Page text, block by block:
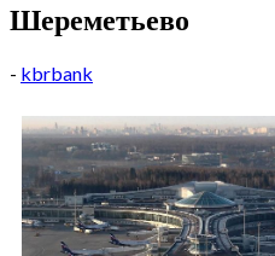
Шереметьево
- kbrbank